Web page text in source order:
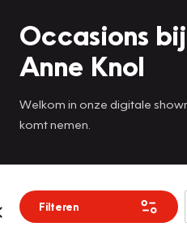
Occasions
Anne Knol
Welkom in onze digitale
komt nemen.
Filteren